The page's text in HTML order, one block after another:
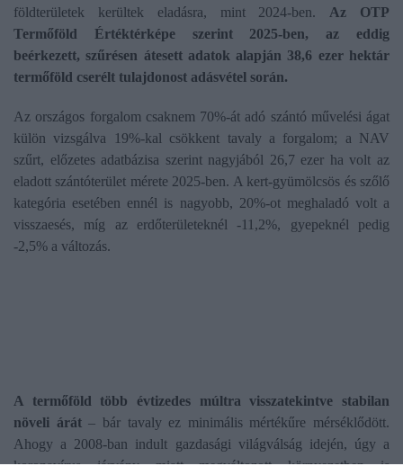
földterületek kerültek eladásra, mint 2024-ben. Az OTP
Termőföld Értéktérképe szerint 2025-ben, az eddig
beérkezett, szűrésen átesett adatok alapján 38,6 ezer hektár
termőföld cserélt tulajdonost adásvétel során.
Az országos forgalom csaknem 70%-át adó szántó művelési ágat
külön vizsgálva 19%-kal csökkent tavaly a forgalom; a NAV
szűrt, előzetes adatbázisa szerint nagyjából 26,7 ezer ha volt az
eladott szántóterület mérete 2025-ben. A kert-gyümölcsös és szőlő
kategória esetében ennél is nagyobb, 20%-ot meghaladó volt a
visszaesés, míg az erdőterületeknél -11,2%, gyepeknél pedig
-2,5% a változás.
A termőföld több évtizedes múltra visszatekintve stabilan
növeli árát– bár tavaly ez minimális mértékűre mérséklődött.
Ahogy a 2008-ban indult gazdasági világválság idején, úgy a
koronavírus járvány miatt megváltozott környezetben is